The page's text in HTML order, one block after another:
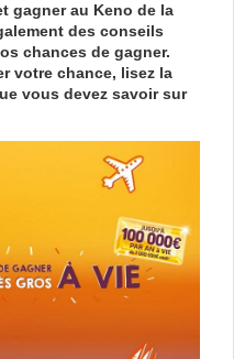
gagner au Keno de la
des conseils
chances de gagner.
votre chance, lisez la
vous devez savoir sur